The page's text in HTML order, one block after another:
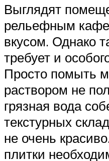
Выглядят
рельефным
вкусом. Однако
требует и
Просто помыть
раствором не
грязная вода
текстурных
не очень
плитки